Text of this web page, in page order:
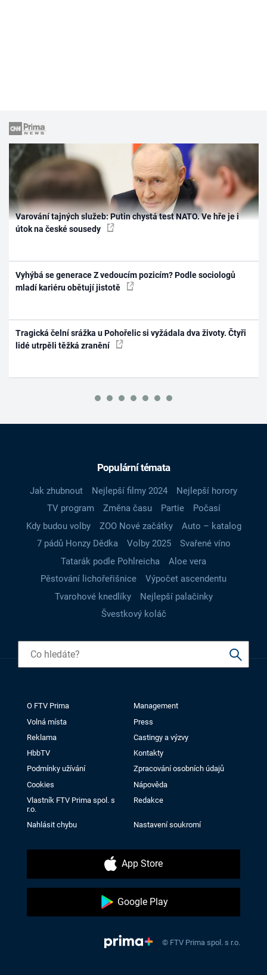
Varování tajných služeb: Putin chystá test NATO. Ve hře je i
útok na české sousedy
Vyhýbá se generace Z vedoucím pozicím? Podle sociologů
mladí kariéru obětují jistotě
Tragická čelní srážka u Pohořelic si vyžádala dva životy. Čtyři
lidé utrpěli těžká zranění
Populární témata
Jak zhubnout Nejlepší filmy 2024
Nejlepší horory
TV program
Změna času Partie
Počasí
Kdy budou volby
ZOO Nové začátky
Auto – katalog
7 pádů Honzy Dědka
Volby 2025
Svařené víno
Tatarák podle Pohlreicha
Aloe vera
Pěstování lichořeřišnice
Výpočet ascendentu
Tvarohové knedlíky
Nejlepší palačinky
Švestkový koláč
O FTV Prima
Management
Volná místa
Press
Reklama
Castingy a výzvy
HbbTV
Kontakty
Podmínky užívání
Zpracování osobních údajů
Cookies
Nápověda
Vlastník FTV Prima spol. s
r.o.
Redakce
Nahlásit chybu Nastavení soukromí
App Store
Google Play
© FTV Prima spol. s r.o.